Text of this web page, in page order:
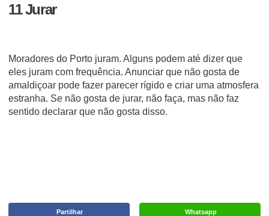
11 Jurar
Moradores do Porto juram. Alguns podem até dizer que
eles juram com frequência. Anunciar que não gosta de
amaldiçoar pode fazer parecer rígido e criar uma atmosfera
estranha. Se não gosta de jurar, não faça, mas não faz
sentido declarar que não gosta disso.
Whatsapp
Partilhar